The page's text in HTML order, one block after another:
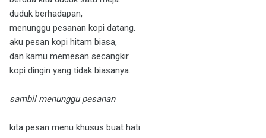
duduk berhadapan,
menunggu pesanan kopi datang.
aku pesan kopi hitam biasa,
dan kamu memesan secangkir
kopi dingin yang tidak biasanya.
sambil menunggu pesanan
kita pesan menu khusus buat hati.